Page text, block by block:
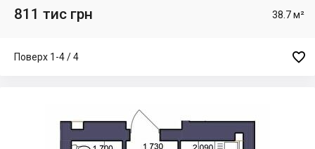
811 тис грн 38.7 м²
Поверх 1-4 / 4 